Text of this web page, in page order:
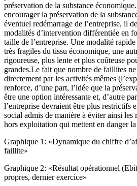
préservation de la substance
encourager la préservation de la
éventuel redémarrage de l’entreprise, il
modalités d’intervention différentiée en
taille de l’entreprise. Une modalité
très fragiles du tissu économique, une
rigoureuse, plus lente et plus coûteuse
grandes.Le fait que nombre de faillites ne
directement par les activités mêmes
renforce, d’une part, l’idée que la
être une option intéressante et, d’autre
l’entreprise devraient être plus restrictifs
social admis de manière à éviter ainsi les
hors exploitation qui mettent en danger
Graphique 1: «Dynamique du chiffre
faillite»
Graphique 2: «Résultat opérationnel
propres, dernier exercice»